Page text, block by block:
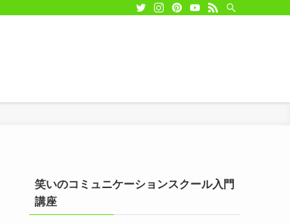
笑いのコミュニケーションスクール入門
講座